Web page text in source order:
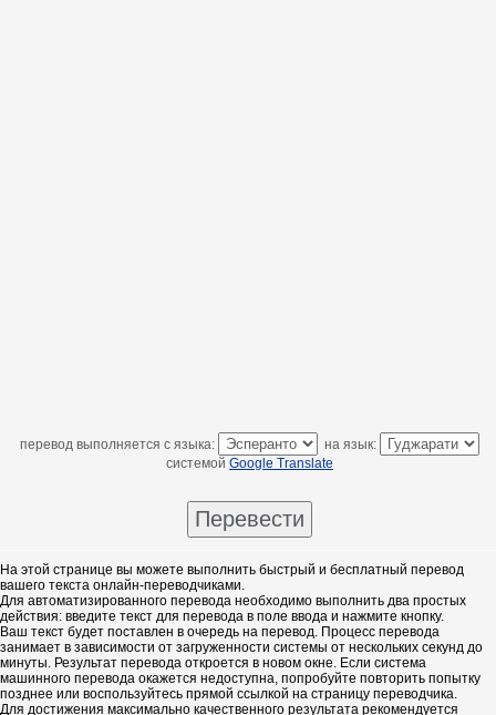
перевод выполняется с языка:
на язык:
системой Google Translate
На этой странице вы можете выполнить быстрый и бесплатный перевод
вашего текста онлайн-переводчиками.
Для автоматизированного перевода необходимо выполнить два простых
действия: введите текст для перевода в поле ввода и нажмите кнопку.
Ваш текст будет поставлен в очередь на перевод. Процесс перевода
занимает в зависимости от загруженности системы от нескольких секунд до
минуты. Результат перевода откроется в новом окне. Если система
машинного перевода окажется недоступна, попробуйте повторить попытку
позднее или воспользуйтесь прямой ссылкой на страницу переводчика.
Для достижения максимально качественного результата рекомендуется